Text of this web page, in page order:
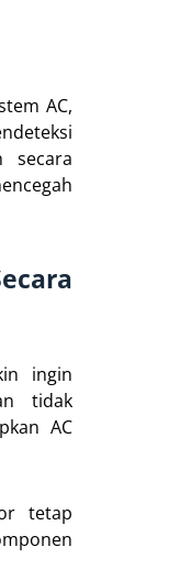
AC,
secara
ingin
tidak
AC
tetap